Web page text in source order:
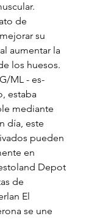
de
su
aumentar la
los huesos.
ML - es-
estaba
mediante
día, este
pueden
en
Depot
de
El
se une